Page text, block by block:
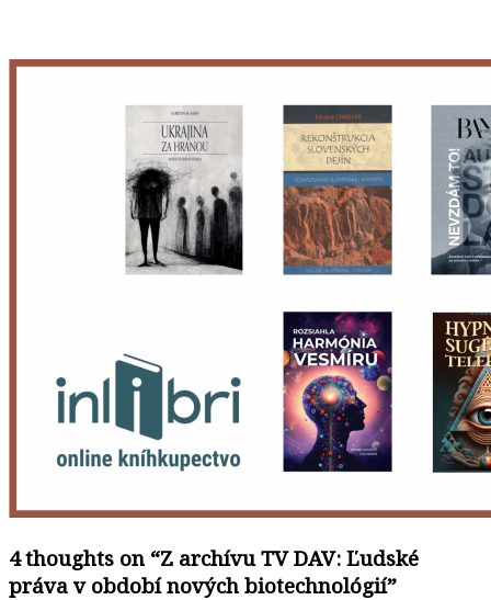
4 thoughts on “Z archívu TV DAV: Ľudské
práva v období nových biotechnológií”